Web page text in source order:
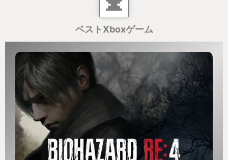
ベストXboxゲーム